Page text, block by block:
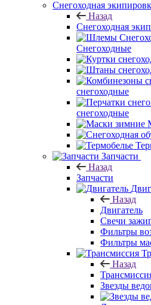
Снегоходная
Назад
Снегоходная
Снегоходные
снегоходные
снегоходные
Запчасти
Назад
Запчасти
Назад
Двигатель
Свечи
Фильтры
Фильтры
Назад
Звезды